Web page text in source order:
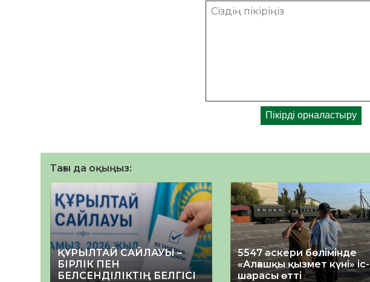
Тағы да оқыңыз:
ҚҰРЫЛТАЙ САЙЛАУЫ –
БІРЛІК ПЕН
БЕЛСЕНДІЛІКТІҢ БЕЛГІСІ
5547 әскери бөлімінде
«Алғашқы қызмет күні» іс-
шарасы өтті